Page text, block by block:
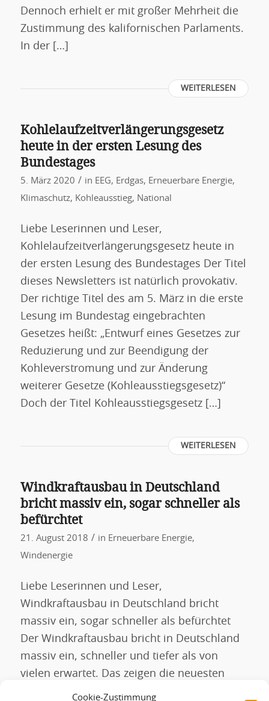
Cookie-Zustimmung
Dennoch erhielt er mit großer Mehrheit die
Zustimmung des kalifornischen Parlaments.
In der […]
WEITERLESEN
Kohlelaufzeitverlängerungsgesetz
heute in der ersten Lesung des
Bundestages
5. März 2020 / in EEG, Erdgas, Erneuerbare Energie,
Klimaschutz, Kohleausstieg, National
Liebe Leserinnen und Leser,
Kohlelaufzeitverlängerungsgesetz heute in
der ersten Lesung des Bundestages Der Titel
dieses Newsletters ist natürlich provokativ.
Der richtige Titel des am 5. März in die erste
Lesung im Bundestag eingebrachten
Gesetzes heißt: „Entwurf eines Gesetzes zur
Reduzierung und zur Beendigung der
Kohleverstromung und zur Änderung
weiterer Gesetze (Kohleausstiegsgesetz)“
Doch der Titel Kohleausstiegsgesetz […]
WEITERLESEN
Windkraftausbau in Deutschland
bricht massiv ein, sogar schneller als
befürchtet
21. August 2018 / in Erneuerbare Energie,
Windenergie
Liebe Leserinnen und Leser,
Windkraftausbau in Deutschland bricht
massiv ein, sogar schneller als befürchtet
Der Windkraftausbau bricht in Deutschland
massiv ein, schneller und tiefer als von
vielen erwartet. Das zeigen die neuesten
Zahlen der Arbeitsgruppe Erneuerbare